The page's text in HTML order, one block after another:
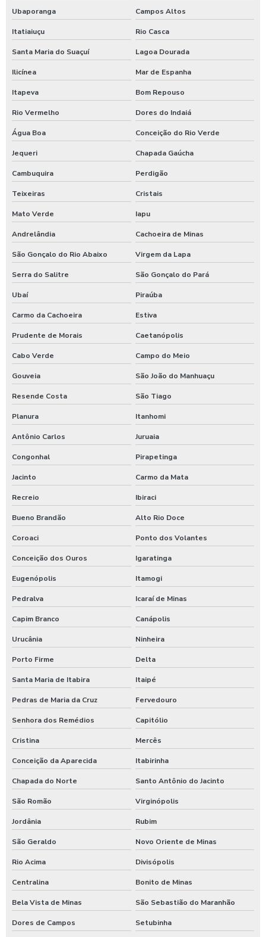
Ubaporanga Campos Altos
Itatiaiuçu Rio Casca
Santa Maria do Suaçuí Lagoa Dourada
Ilicínea Mar de Espanha
Itapeva Bom Repouso
Rio Vermelho Dores do Indaiá
Água Boa Conceição do Rio Verde
Jequeri Chapada Gaúcha
Cambuquira Perdigão
Teixeiras Cristais
Mato Verde Iapu
Andrelândia Cachoeira de Minas
São Gonçalo do Rio Abaixo Virgem da Lapa
Serra do Salitre São Gonçalo do Pará
Ubaí Piraúba
Carmo da Cachoeira Estiva
Prudente de Morais Caetanópolis
Cabo Verde Campo do Meio
Gouveia São João do Manhuaçu
Resende Costa São Tiago
Planura Itanhomi
Antônio Carlos Juruaia
Congonhal Pirapetinga
Jacinto Carmo da Mata
Recreio Ibiraci
Bueno Brandão Alto Rio Doce
Coroaci Ponto dos Volantes
Conceição dos Ouros Igaratinga
Eugenópolis Itamogi
Pedralva Icaraí de Minas
Capim Branco Canápolis
Urucânia Ninheira
Porto Firme Delta
Santa Maria de Itabira Itaipé
Pedras de Maria da Cruz Fervedouro
Senhora dos Remédios Capitólio
Cristina Mercês
Conceição da Aparecida Itabirinha
Chapada do Norte Santo Antônio do Jacinto
São Romão Virginópolis
Jordânia Rubim
São Geraldo Novo Oriente de Minas
Rio Acima Divisópolis
Centralina Bonito de Minas
Bela Vista de Minas São Sebastião do Maranhão
Dores de Campos Setubinha